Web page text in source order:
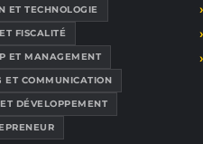
ET TECHNOLOGIE
FISCALITÉ
ET MANAGEMENT
ET COMMUNICATION
DÉVELOPPEMENT